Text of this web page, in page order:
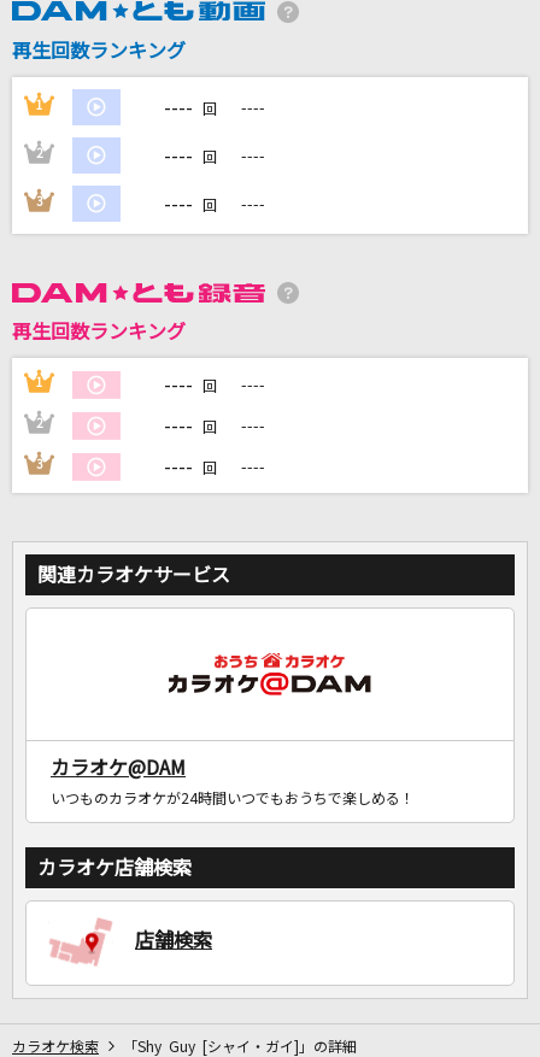
和田光司
カラオケ最新情報をチェック！
再生回数ランキング
1 ---- 回 ----
2 ---- 回 ----
3 ---- 回 ----
再生回数ランキング
1 ---- 回 ----
2 ---- 回 ----
3 ---- 回 ----
関連カラオケサービス
カラオケ@DAM
いつものカラオケが24時間いつでもおうちで楽しめる！
カラオケ店舗検索
店舗検索
カラオケ検索 「Shy Guy [シャイ・ガイ]」の詳細